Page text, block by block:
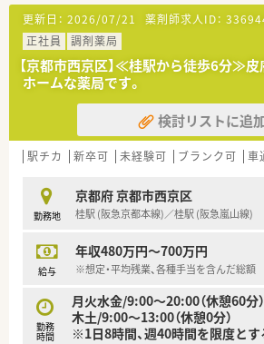
≪店舗特徴≫
■こちらの店舗は病院門前の処方をメイ
店にはなりますが、処方箋枚数も多く、
です。
■店舗も広く、待合スペースもきちんと
スペースもあります。
＼オススメポイント／
■年に2回6連休を取得することが可能で
を持ってご就業する事が可能です。
■年間休日116日あり、育児休暇制度も
制度もお子さんが小学3年生まで利用可
更新日： 2026/07/21 薬剤師求人ID：
正社員
調剤薬局
【京都市西京区】≪桂駅から徒歩6分≫皮
ホームな薬局です。
検討リストに追
駅チカ 新卒可 未経験可 ブランク可 車
勤務地
京都府 京都市西京区
桂駅 (阪急京都本線)／桂駅 (阪急嵐山線)
給与
年収480万円～700万円
※想定・平均残業、各種手当を含んだ総額
勤務
時間
月火水金/9:00～20:00（休憩60分）
木土/9:00～13:00（休憩0分）
※1日8時間、週40時間を限度と